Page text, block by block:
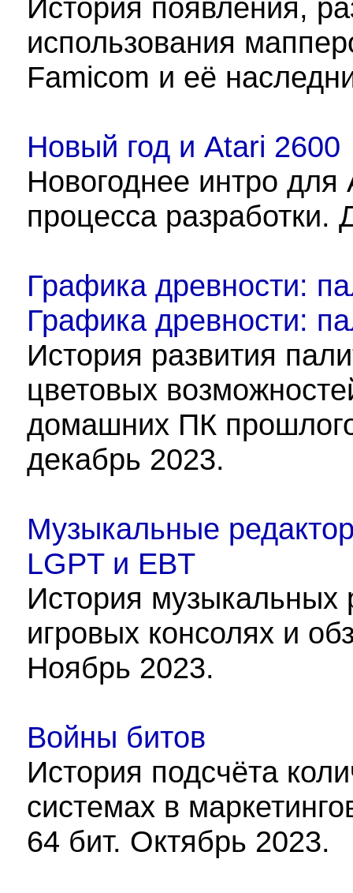
История появления,
использования
Famicom и её
Новый год и Atari 2600
Новогоднее интро
процесса разработки.
Графика древности:
Графика древности:
История развития
цветовых
домашних ПК
декабрь 2023.
Музыкальные
LGPT и EBT
История музыкальных
игровых консолях и
Ноябрь 2023.
Войны битов
История подсчёта
системах в
64 бит. Октябрь 2023.